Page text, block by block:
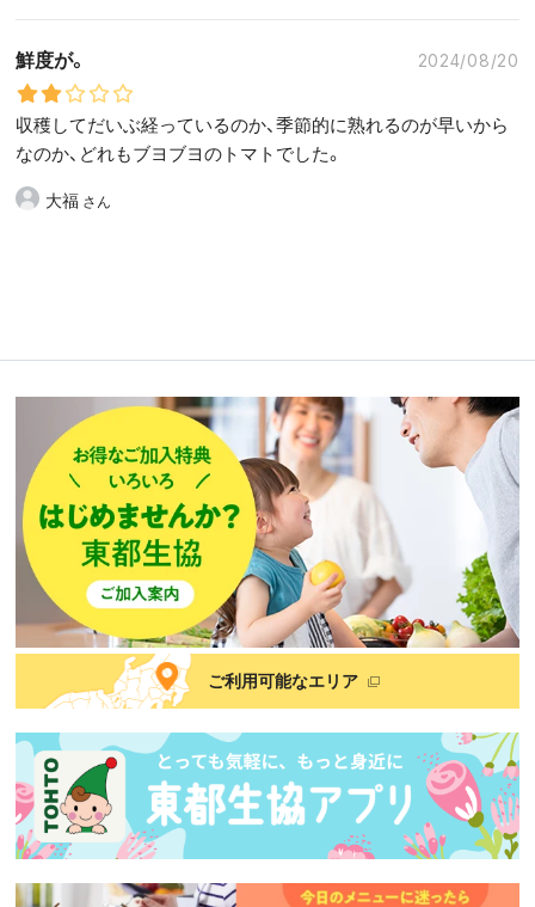
鮮度が。 2024/08/20
収穫してだいぶ経っているのか、季節的に熟れるのが早いから
なのか、どれもブヨブヨのトマトでした。
大福
ご利用可能なエリア